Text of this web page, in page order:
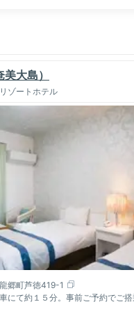
大島）
ゾートホテル
郷町芦徳419-1
にて約１５分。事前ご予約でご搭